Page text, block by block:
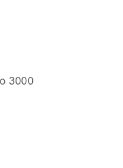
3000